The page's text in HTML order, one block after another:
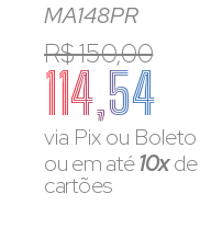
MA148PR
R$ 150,00
114,54
via Pix ou Boleto
ou em até10xde
cartões